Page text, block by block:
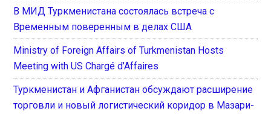
В МИД Туркменистана состоялась встреча с
Временным поверенным в делах США
Ministry of Foreign Affairs of Turkmenistan Hosts
Meeting with US Chargé d’Affaires
Туркменистан и Афганистан обсуждают расширение
торговли и новый логистический коридор в Мазари-